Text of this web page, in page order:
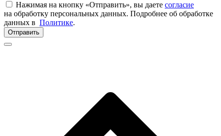
Нажимая на кнопку «Отправить», вы даете согласие
на обработку персональных данных. Подробнее об обработке
данных в Политике.
Отправить